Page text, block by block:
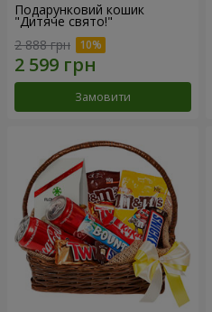
Подарунковий кошик
"Дитяче свято!"
2 888 грн
Замовити